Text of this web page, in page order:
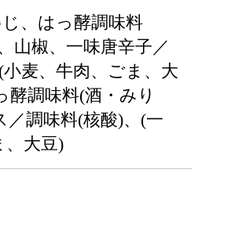
、はっ酵調味料
山椒、一味唐辛子／
麦、牛肉、ごま、大
調味料(酒・みり
調味料(核酸)、(一
、大豆)